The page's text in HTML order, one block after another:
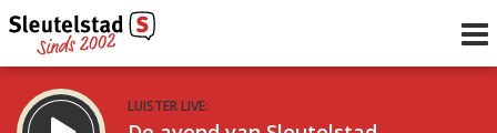
LUISTER LIVE: